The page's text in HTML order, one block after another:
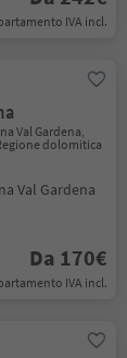
IVA incl.
Val Gardena,
dolomitica
Val Gardena
Da 170€
IVA incl.